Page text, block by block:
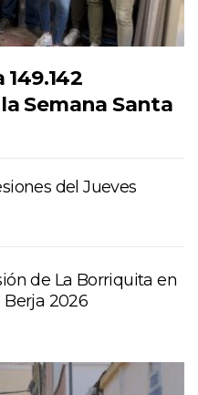
Semana Santa
del Jueves
de La Borriquita en
2026